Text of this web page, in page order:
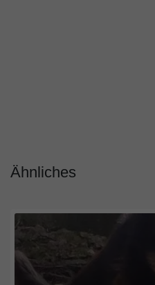
Ähnliches